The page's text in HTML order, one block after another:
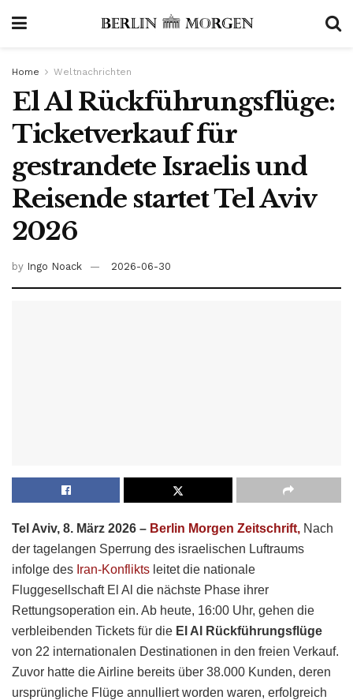
Home Weltnachrichten
El Al Rückführungsflüge:
Ticketverkauf für
gestrandete Israelis und
Reisende startet Tel Aviv
2026
by Ingo Noack 2026-06-30
Tel Aviv, 8. März 2026 – Berlin Morgen Zeitschrift, Nach
der tagelangen Sperrung des israelischen Luftraums
infolge des Iran-Konflikts leitet die nationale
Fluggesellschaft El Al die nächste Phase ihrer
Rettungsoperation ein. Ab heute, 16:00 Uhr, gehen die
verbleibenden Tickets für die El Al Rückführungsflüge
von 22 internationalen Destinationen in den freien Verkauf.
Zuvor hatte die Airline bereits über 38.000 Kunden, deren
ursprüngliche Flüge annulliert worden waren, erfolgreich